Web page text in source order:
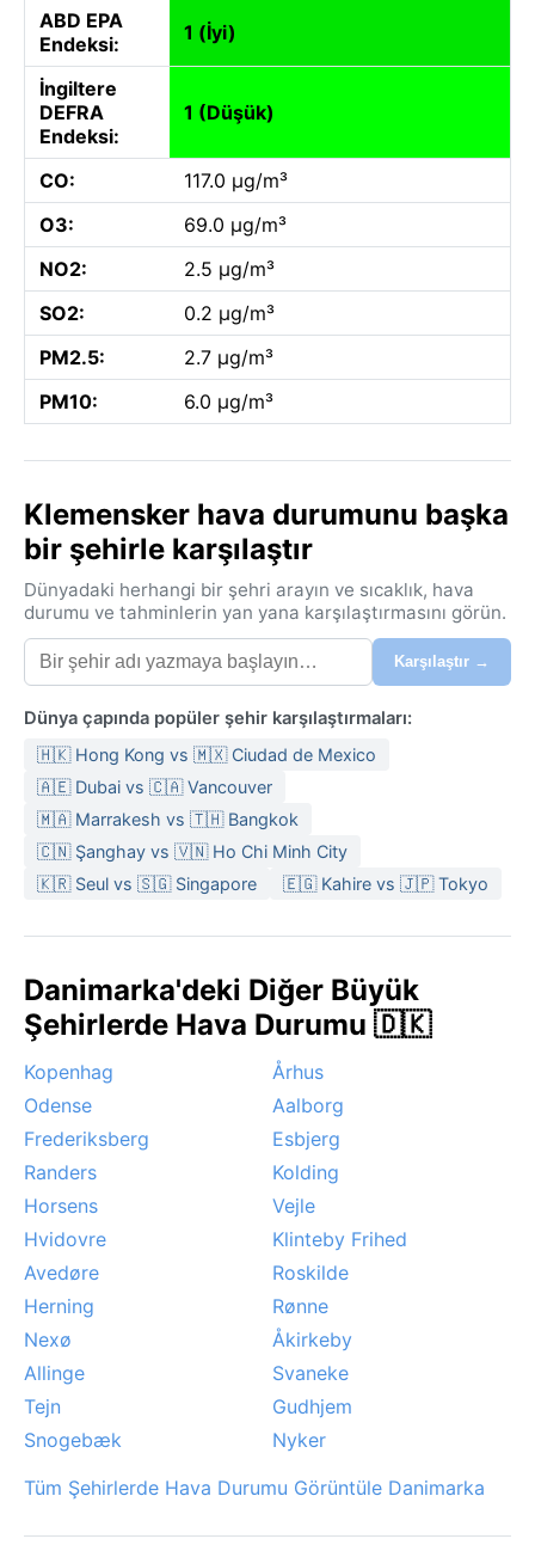
ABD EPA
Endeksi:
1 (İyi)
İngiltere
DEFRA
Endeksi:
1 (Düşük)
CO:
117.0 µg/m³
O3:
69.0 µg/m³
NO2:
2.5 µg/m³
SO2:
0.2 µg/m³
PM2.5:
2.7 µg/m³
PM10:
6.0 µg/m³
Klemensker hava durumunu başka
bir şehirle karşılaştır
Dünyadaki herhangi bir şehri arayın ve sıcaklık, hava
durumu ve tahminlerin yan yana karşılaştırmasını görün.
Karşılaştır →
Dünya çapında popüler şehir karşılaştırmaları:
🇭🇰 Hong Kong vs 🇲🇽 Ciudad de Mexico
🇦🇪 Dubai vs 🇨🇦 Vancouver
🇲🇦 Marrakesh vs 🇹🇭 Bangkok
🇨🇳 Şanghay vs 🇻🇳 Ho Chi Minh City
🇰🇷 Seul vs 🇸🇬 Singapore
🇪🇬 Kahire vs 🇯🇵 Tokyo
Danimarka'deki Diğer Büyük
Şehirlerde Hava Durumu 🇩🇰
Kopenhag
Århus
Odense
Aalborg
Frederiksberg
Esbjerg
Randers
Kolding
Horsens
Vejle
Hvidovre
Klinteby Frihed
Avedøre
Roskilde
Herning
Rønne
Nexø
Åkirkeby
Allinge
Svaneke
Tejn
Gudhjem
Snogebæk
Nyker
Tüm Şehirlerde Hava Durumu Görüntüle Danimarka